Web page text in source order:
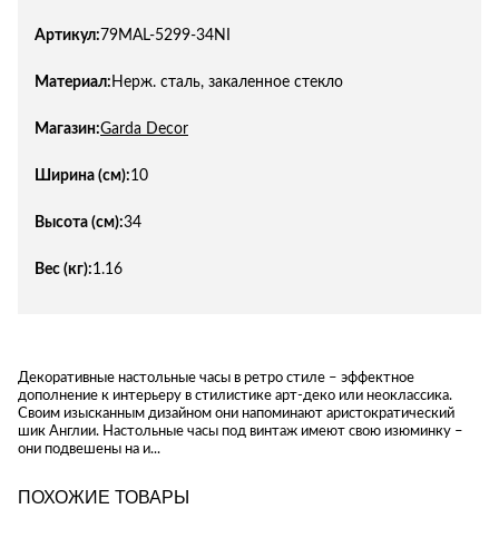
Артикул: 79MAL-5299-34NI
Материал: Нерж. сталь, закаленное стекло
Магазин:Garda Decor
Ширина (см):10
Высота (см):34
Вес (кг):1.16
Декоративные настольные часы в ретро стиле – эффектное
дополнение к интерьеру в стилистике арт-деко или неоклассика.
Своим изысканным дизайном они напоминают аристократический
шик Англии. Настольные часы под винтаж имеют свою изюминку –
они подвешены на и...
ПОХОЖИЕ ТОВАРЫ